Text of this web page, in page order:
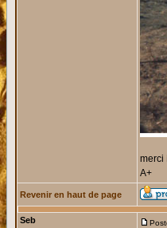
merci
A+
Revenir en haut de page
Seb